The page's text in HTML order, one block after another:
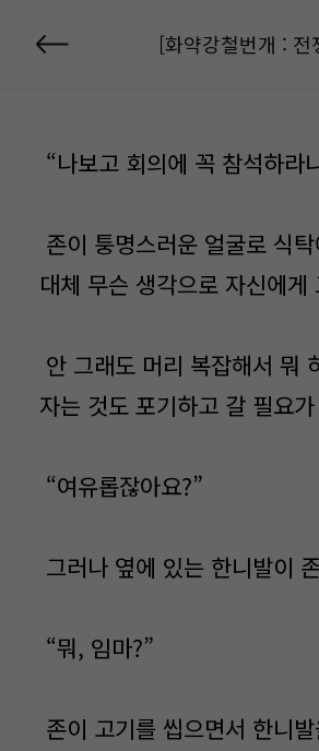
[화약강철번개 :
“나보고 회의에 꼭 참석하라
존이 퉁명스러운 얼굴로 식
대체 무슨 생각으로 자신에
안 그래도 머리 복잡해서 뭐
자는 것도 포기하고 갈 필요
“여유롭잖아요?”
그러나 옆에 있는 한니발이
“뭐, 임마?”
존이 고기를 씹으면서 한니